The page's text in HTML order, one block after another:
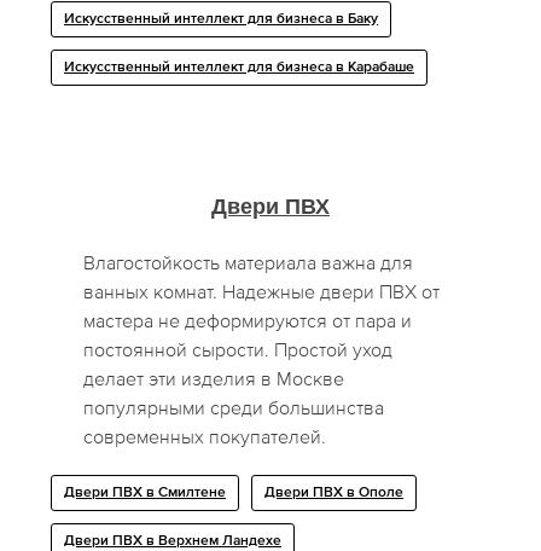
Искусственный интеллект для бизнеса в Баку
Искусственный интеллект для бизнеса в Карабаше
Двери ПВХ
Влагостойкость материала важна для
ванных комнат. Надежные двери ПВХ от
мастера не деформируются от пара и
постоянной сырости. Простой уход
делает эти изделия в Москве
популярными среди большинства
современных покупателей.
Двери ПВХ в Смилтене Двери ПВХ в Ополе
Двери ПВХ в Верхнем Ландехе